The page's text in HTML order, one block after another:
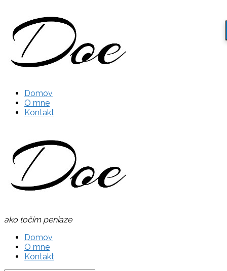
Domov
O mne
Kontakt
ako točím peniaze
Domov
O mne
Kontakt